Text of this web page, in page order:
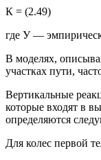
К = (2.49)
где У —
В моделях,
участках пути,
Вертикальные
которые входят в
определяются
Для колес первой